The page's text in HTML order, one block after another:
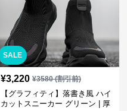
SALE
¥3,220 ¥3580(割引前)
【グラフィティ】落書き風 ハイ
カットスニーカー グリーン | 厚